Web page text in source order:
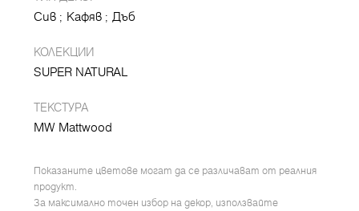
Сив Кафяв Дъб
КОЛЕКЦИИ
SUPER NATURAL
ТЕКСТУРА
MW Mattwood
Показаните цветове могат да се различават от реалния
продукт.
За максимално точен избор на декор, използвайте